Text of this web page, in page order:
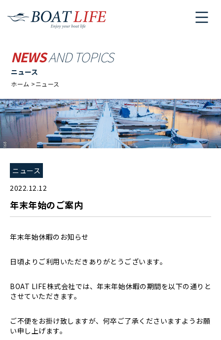
NEWSAND TOPICS
ニュース
ホーム ニュース
ニュース
2022.12.12
年末年始のご案内
年末年始休暇のお知らせ
日頃よりご利用いただきありがとうございます。
BOAT LIFE株式会社では、年末年始休暇の期間を以下の通りと
させていただきます。
ご不便をお掛け致しますが、何卒ご了承くださいますようお願
い申し上げます。